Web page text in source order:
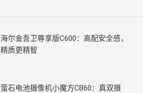
海尔金吾卫尊享版C600：高配安全感，
精质更精智
萤石电池摄像机小魔方CB60：真双摄